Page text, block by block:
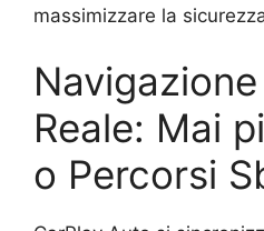
massimizzare la
Reale: Mai
o Percorsi